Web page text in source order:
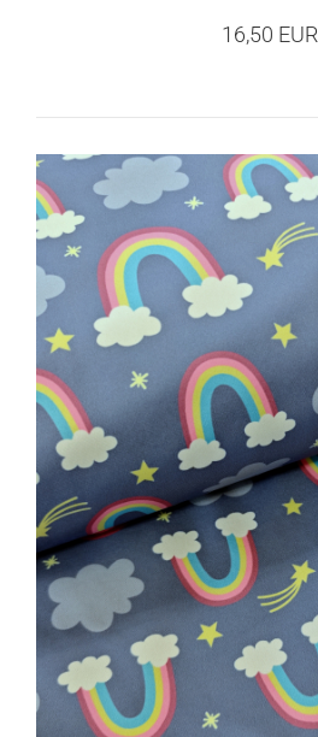
16,50 EUR